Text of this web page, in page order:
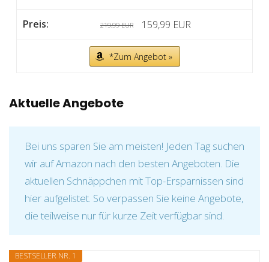
219,99 EUR 159,99 EUR
*Zum Angebot »
Aktuelle Angebote
Bei uns sparen Sie am meisten! Jeden Tag suchen
wir auf Amazon nach den besten Angeboten. Die
aktuellen Schnäppchen mit Top-Ersparnissen sind
hier aufgelistet. So verpassen Sie keine Angebote,
die teilweise nur für kurze Zeit verfügbar sind.
BESTSELLER NR. 1